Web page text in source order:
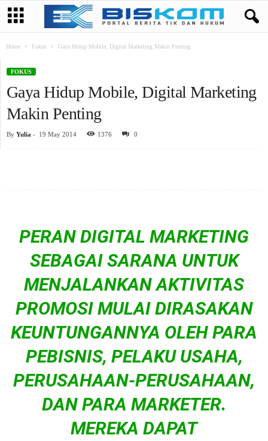
Home Fokus Gaya Hidup Mobile, Digital Marketing Makin Penting
FOKUS
Gaya Hidup Mobile, Digital Marketing
Makin Penting
By Yulia - 19 May 2014 1376 0
PERAN DIGITAL MARKETING
SEBAGAI SARANA UNTUK
MENJALANKAN AKTIVITAS
PROMOSI MULAI DIRASAKAN
KEUNTUNGANNYA OLEH PARA
PEBISNIS, PELAKU USAHA,
PERUSAHAAN-PERUSAHAAN,
DAN PARA MARKETER.
MEREKA DAPAT